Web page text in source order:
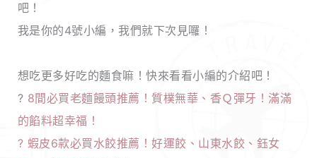
吧！
我是你的4號小編，我們就下次見囉！
想吃更多好吃的麵食嘛！快來看看小編的介紹吧！
? 8間必買老麵饅頭推薦！質樸無華、香Ｑ彈牙！滿滿
的餡料超幸福！
? 蝦皮6款必買水餃推薦！好運餃、山東水餃、鈺女